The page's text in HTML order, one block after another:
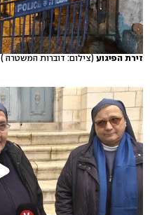
זירת הפיגוע(צילום: דוברות המשטרה )